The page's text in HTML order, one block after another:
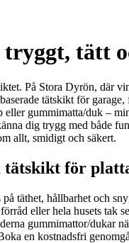
tätt
På Stora Dyrön, där
tätskikt för
gummimatta/duk –
dig trygg med både
allt, smidigt och säkert.
för
täthet, hållbarhet och
eller hela husets
gummimattor/dukar
en kostnadsfri